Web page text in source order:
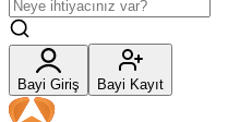
Bayi Giriş Bayi Kayıt